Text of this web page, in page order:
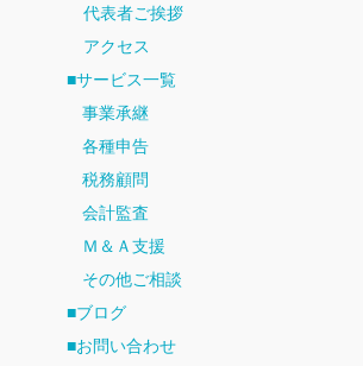
代表者ご挨拶
アクセス
■サービス一覧
事業承継
各種申告
税務顧問
会計監査
Ｍ＆Ａ支援
その他ご相談
■ブログ
■お問い合わせ